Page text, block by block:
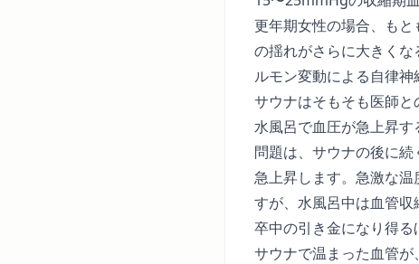
更年期女性の場合、も
の揺れがさらに大きく
ルモン変動による自律神
サウナはそもそも医師と
水風呂で血圧が急上昇す
問題は、サウナの後に
急上昇します。急激な
すが、水風呂中は血管
卒中の引き金になり得る
サウナで温まった血管